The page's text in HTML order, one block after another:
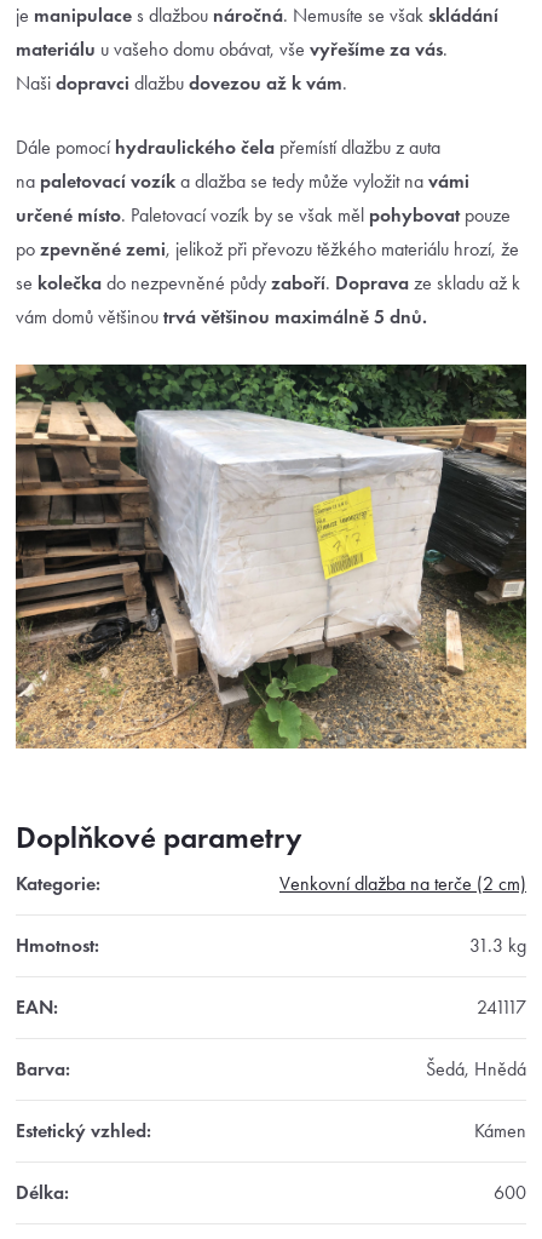
je manipulace s dlažbou náročná. Nemusíte se však skládání
materiálu u vašeho domu obávat, vše vyřešíme za vás.
Naši dopravci dlažbu dovezou až k vám.
Dále pomocí hydraulického čela přemístí dlažbu z auta
na paletovací vozík a dlažba se tedy může vyložit na vámi
určené místo. Paletovací vozík by se však měl pohybovatpouze
po zpevněné zemi, jelikož při převozu těžkého materiálu hrozí, že
se kolečka do nezpevněné půdy zaboří. Doprava ze skladu až k
vám domů většinou trvá většinou maximálně 5 dnů.
Doplňkové parametry
Kategorie: Venkovní dlažba na terče (2 cm)
Hmotnost: 31.3 kg
EAN: 241117
Barva: Šedá, Hnědá
Estetický vzhled: Kámen
Délka: 600